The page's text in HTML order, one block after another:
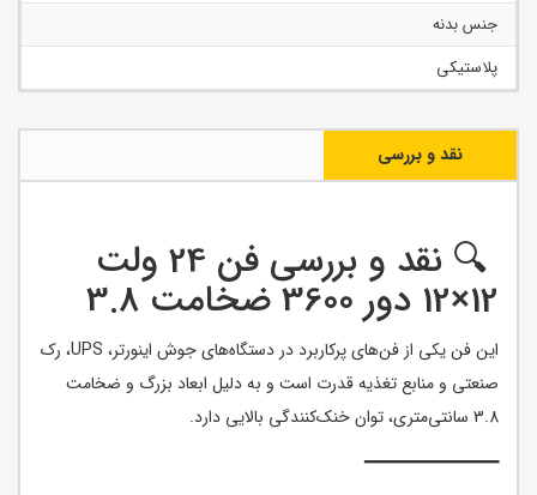
جنس بدنه
پلاستیکی
نقد و بررسی
🔍 نقد و بررسی فن 24 ولت
12×12 دور 3600 ضخامت 3.8
این فن یکی از فن‌های پرکاربرد در دستگاه‌های جوش اینورتر، UPS، رک
صنعتی و منابع تغذیه قدرت است و به دلیل ابعاد بزرگ و ضخامت
3.8 سانتی‌متری، توان خنک‌کنندگی بالایی دارد.
━━━━━━━━━━━━━━